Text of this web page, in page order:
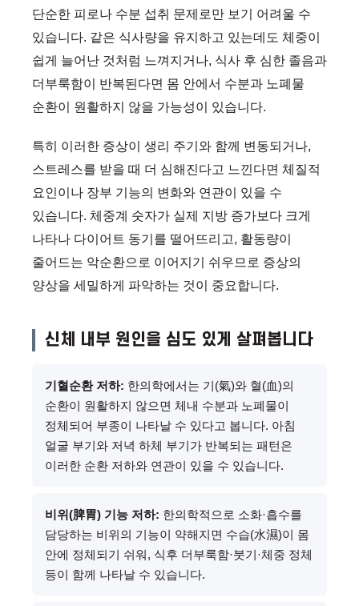
단순한 피로나 수분 섭취 문제로만 보기 어려울 수
있습니다. 같은 식사량을 유지하고 있는데도 체중이
쉽게 늘어난 것처럼 느껴지거나, 식사 후 심한 졸음과
더부룩함이 반복된다면 몸 안에서 수분과 노폐물
순환이 원활하지 않을 가능성이 있습니다.
특히 이러한 증상이 생리 주기와 함께 변동되거나,
스트레스를 받을 때 더 심해진다고 느낀다면 체질적
요인이나 장부 기능의 변화와 연관이 있을 수
있습니다. 체중계 숫자가 실제 지방 증가보다 크게
나타나 다이어트 동기를 떨어뜨리고, 활동량이
줄어드는 악순환으로 이어지기 쉬우므로 증상의
양상을 세밀하게 파악하는 것이 중요합니다.
신체 내부 원인을 심도 있게 살펴봅니다
기혈순환 저하: 한의학에서는 기(氣)와 혈(血)의
순환이 원활하지 않으면 체내 수분과 노폐물이
정체되어 부종이 나타날 수 있다고 봅니다. 아침
얼굴 부기와 저녁 하체 부기가 반복되는 패턴은
이러한 순환 저하와 연관이 있을 수 있습니다.
비위(脾胃) 기능 저하: 한의학적으로 소화·흡수를
담당하는 비위의 기능이 약해지면 수습(水濕)이 몸
안에 정체되기 쉬워, 식후 더부룩함·붓기·체중 정체
등이 함께 나타날 수 있습니다.